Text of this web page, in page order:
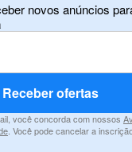
novos anúncios
Receber ofertas
você concorda com nossos
. Você pode cancelar a